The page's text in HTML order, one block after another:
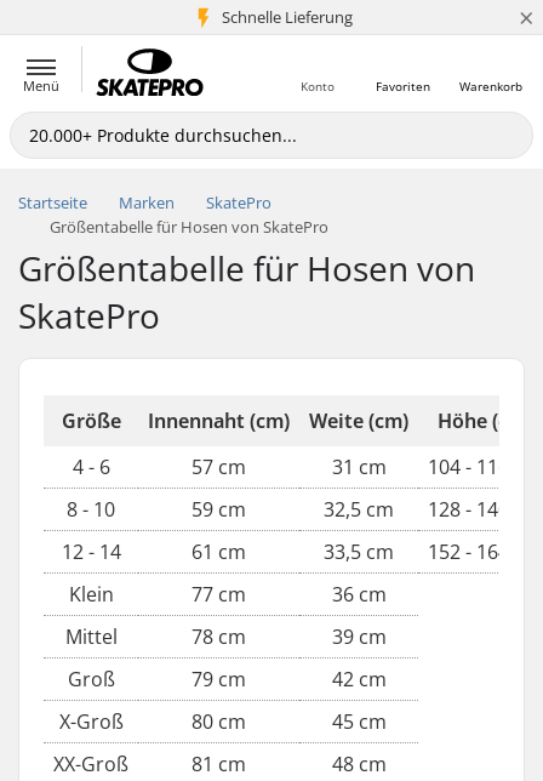
Schnelle Lieferung
5+ Mio. Kunden ×
Menü Warenkorb
Favoriten
Konto
Startseite Marken
SkatePro
Größentabelle für Hosen von SkatePro
Größentabelle für Hosen von
SkatePro
Größe Innennaht (cm) Weite (cm)
Höhe (cm)
4 - 6
57 cm 31 cm
104 - 116 cm
8 - 10
59 cm 32,5 cm
128 - 140 cm
12 - 14
61 cm 33,5 cm
152 - 164 cm
Klein
77 cm
36 cm
Mittel
78 cm
39 cm
Groß
79 cm
42 cm
X-Groß
80 cm
45 cm
XX-Groß
81 cm 48 cm